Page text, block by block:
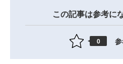
この記事は参考に
0